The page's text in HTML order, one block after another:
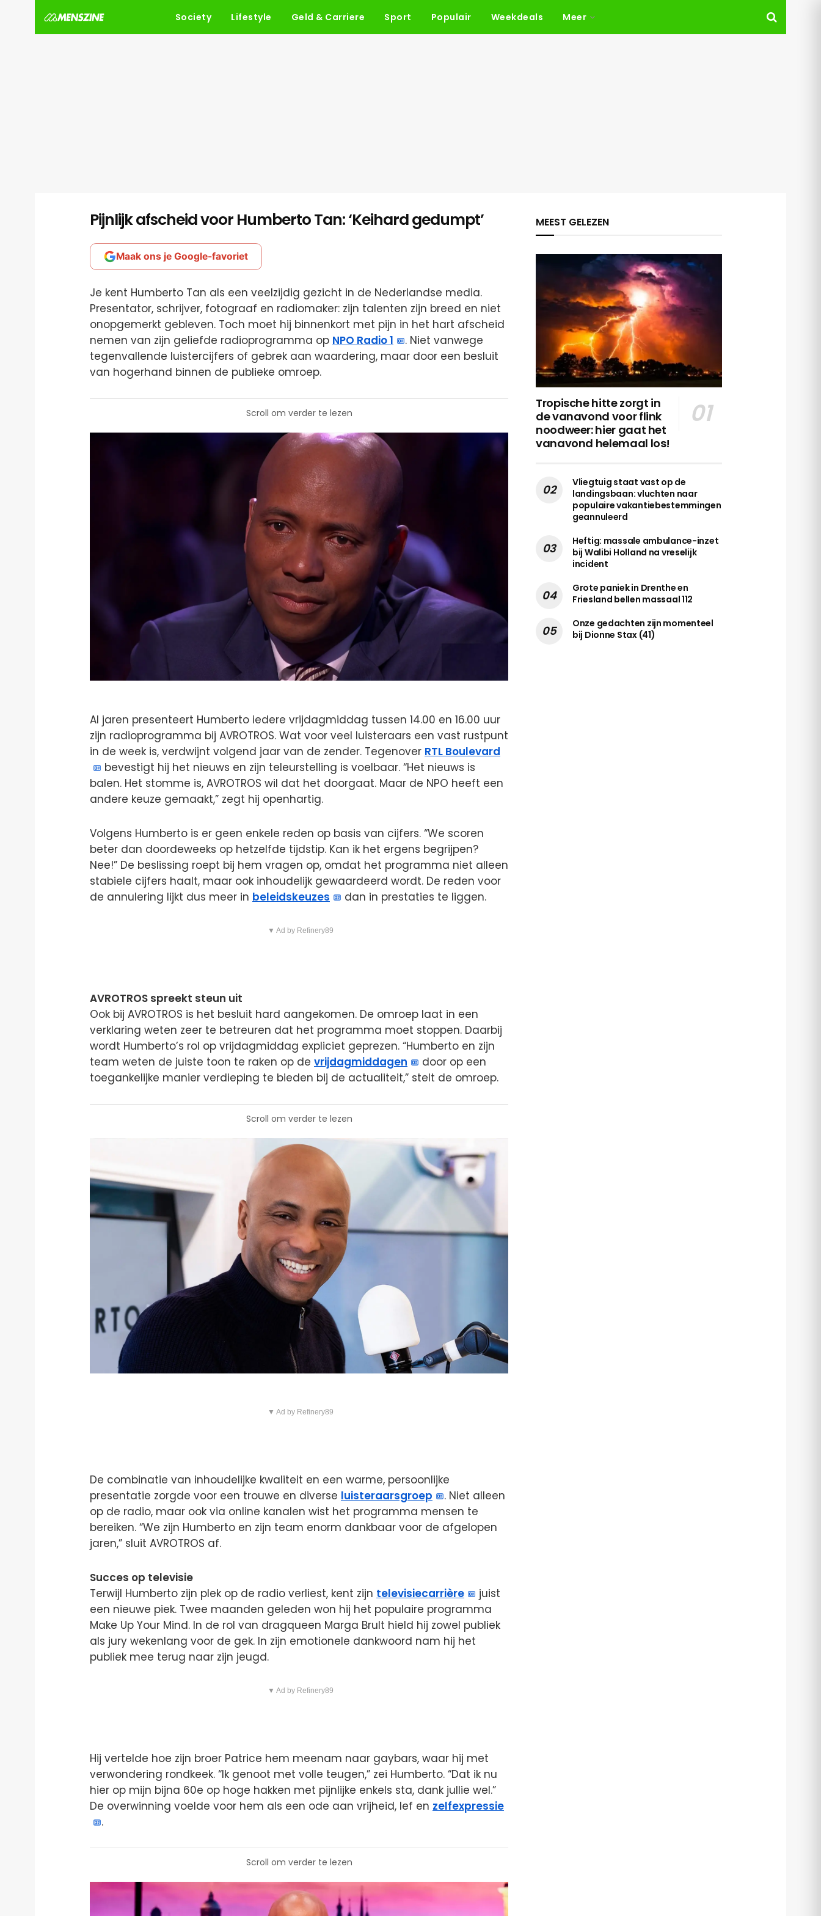
Society Lifestyle Geld & Carriere Sport Populair Weekdeals Meer
Pijnlijk afscheid voor Humberto Tan: ‘Keihard gedumpt’
Maak ons je Google-favoriet
Je kent Humberto Tan als een veelzijdig gezicht in de Nederlandse media.
Presentator, schrijver, fotograaf en radiomaker: zijn talenten zijn breed en niet
onopgemerkt gebleven. Toch moet hij binnenkort met pijn in het hart afscheid
nemen van zijn geliefde radioprogramma op NPO Radio 1
. Niet vanwege
tegenvallende luistercijfers of gebrek aan waardering, maar door een besluit
van hogerhand binnen de publieke omroep.
Scroll om verder te lezen
Al jaren presenteert Humberto iedere vrijdagmiddag tussen 14.00 en 16.00 uur
zijn radioprogramma bij AVROTROS. Wat voor veel luisteraars een vast rustpunt
in de week is, verdwijnt volgend jaar van de zender. Tegenover RTL Boulevard
bevestigt hij het nieuws en zijn teleurstelling is voelbaar. “Het nieuws is
balen. Het stomme is, AVROTROS wil dat het doorgaat. Maar de NPO heeft een
andere keuze gemaakt,” zegt hij openhartig.
Volgens Humberto is er geen enkele reden op basis van cijfers. “We scoren
beter dan doordeweeks op hetzelfde tijdstip. Kan ik het ergens begrijpen?
Nee!” De beslissing roept bij hem vragen op, omdat het programma niet alleen
stabiele cijfers haalt, maar ook inhoudelijk gewaardeerd wordt. De reden voor
de annulering lijkt dus meer in beleidskeuzes dan in prestaties te liggen.
▼ Ad by Refinery89
AVROTROS spreekt steun uit
Ook bij AVROTROS is het besluit hard aangekomen. De omroep laat in een
verklaring weten zeer te betreuren dat het programma moet stoppen. Daarbij
wordt Humberto’s rol op vrijdagmiddag expliciet geprezen. “Humberto en zijn
team weten de juiste toon te raken op de vrijdagmiddagen
door op een
toegankelijke manier verdieping te bieden bij de actualiteit,” stelt de omroep.
Scroll om verder te lezen
▼ Ad by Refinery89
De combinatie van inhoudelijke kwaliteit en een warme, persoonlijke
presentatie zorgde voor een trouwe en diverse luisteraarsgroep
. Niet alleen
op de radio, maar ook via online kanalen wist het programma mensen te
bereiken. “We zijn Humberto en zijn team enorm dankbaar voor de afgelopen
jaren,” sluit AVROTROS af.
Succes op televisie
Terwijl Humberto zijn plek op de radio verliest, kent zijn televisiecarrière
juist
een nieuwe piek. Twee maanden geleden won hij het populaire programma
Make Up Your Mind. In de rol van dragqueen Marga Brult hield hij zowel publiek
als jury wekenlang voor de gek. In zijn emotionele dankwoord nam hij het
publiek mee terug naar zijn jeugd.
▼ Ad by Refinery89
Hij vertelde hoe zijn broer Patrice hem meenam naar gaybars, waar hij met
verwondering rondkeek. “Ik genoot met volle teugen,” zei Humberto. “Dat ik nu
hier op mijn bijna 60e op hoge hakken met pijnlijke enkels sta, dank jullie wel.”
De overwinning voelde voor hem als een ode aan vrijheid, lef en zelfexpressie
.
Scroll om verder te lezen
MEEST GELEZEN
Tropische hitte zorgt in
de vanavond voor flink
noodweer: hier gaat het
vanavond helemaal los!
Vliegtuig staat vast op de
landingsbaan: vluchten naar
populaire vakantiebestemmingen
geannuleerd
Heftig: massale ambulance-inzet
bij Walibi Holland na vreselijk
incident
Grote paniek in Drenthe en
Friesland bellen massaal 112
Onze gedachten zijn momenteel
bij Dionne Stax (41)